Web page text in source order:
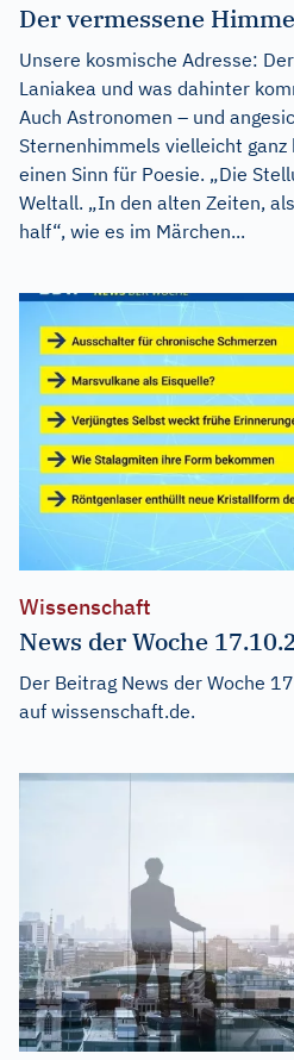
Der vermessene
Unsere kosmische Adresse:
Laniakea und was dahinter
Auch Astronomen – und
Sternenhimmels vielleicht ganz
einen Sinn für Poesie. „Die
Weltall. „In den alten Zeiten,
half“, wie es im Märchen...
Wissenschaft
News der Woche
Der Beitrag News der Woche
auf wissenschaft.de.